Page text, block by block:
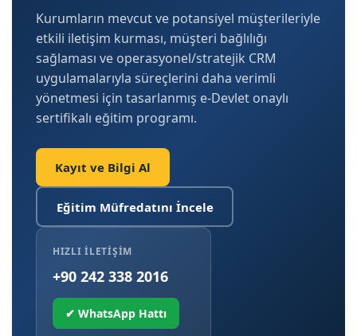
Kurumların mevcut ve potansiyel müşterileriyle
etkili iletişim kurması, müşteri bağlılığı
sağlaması ve operasyonel/stratejik CRM
uygulamalarıyla süreçlerini daha verimli
yönetmesi için tasarlanmış e-Devlet onaylı
sertifikalı eğitim programı.
Kayıt ve Bilgi Al
Eğitim Müfredatını İncele
HIZLI İLETIŞIM
+90 242 338 2016
✔ WhatsApp Hattı